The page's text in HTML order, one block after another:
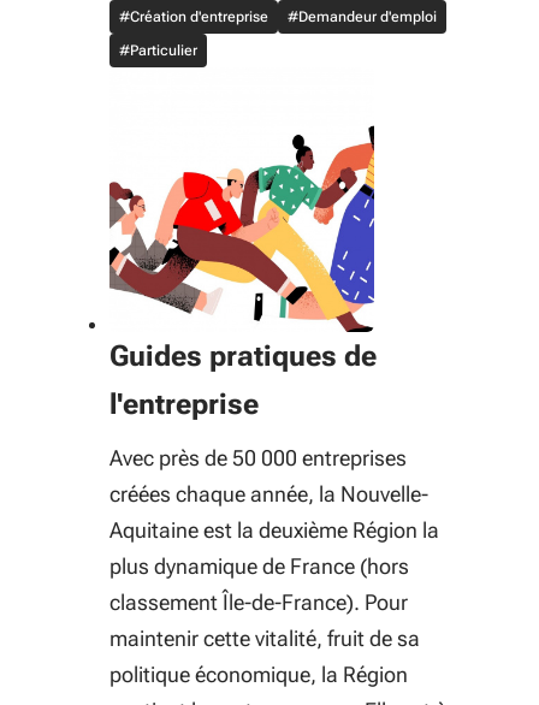
#Création d'entreprise
#Demandeur d'emploi
#Particulier
Guides pratiques de
l'entreprise
Avec près de 50 000 entreprises
créées chaque année, la Nouvelle-
Aquitaine est la deuxième Région la
plus dynamique de France (hors
classement Île-de-France). Pour
maintenir cette vitalité, fruit de sa
politique économique, la Région